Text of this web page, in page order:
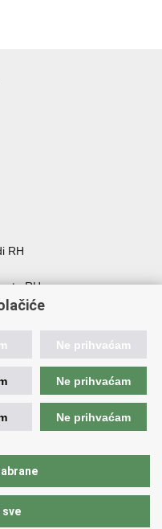
RH
RH
Ne prihvaćam
Ne prihvaćam
Ne prihvaćam
sve